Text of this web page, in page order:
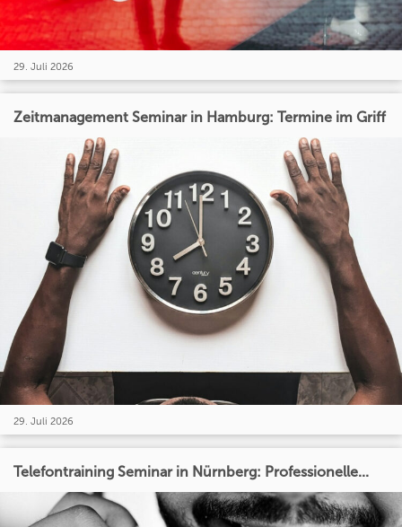
29. Juli 2026
Zeitmanagement Seminar in Hamburg: Termine im Griff
29. Juli 2026
Telefontraining Seminar in Nürnberg: Professionelle...